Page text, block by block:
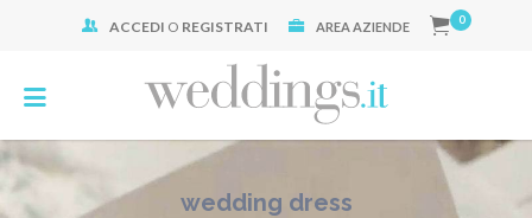
ACCEDI O REGISTRATI AREA AZIENDE 0
wedding dress